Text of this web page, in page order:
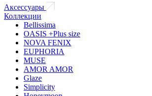
Аксессуары
Коллекции
Bellissima
OASIS +Plus size
NOVA FENIX
EUPHORIA
MUSE
AMOR AMOR
Glaze
Simplicity